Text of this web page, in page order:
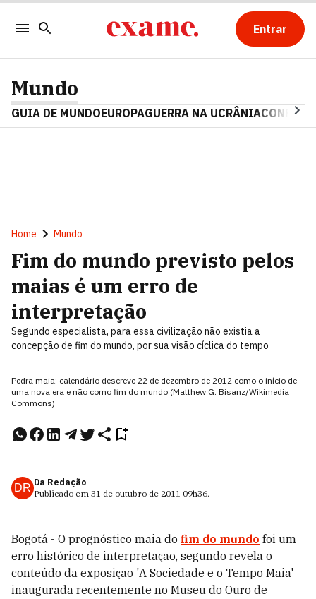
Entrar
Mundo
GUIA DE MUNDOEUROPAGUERRA NA UCRÂNIA
Home Mundo
Fim do mundo previsto pelos
maias é um erro de
interpretação
Segundo especialista, para essa civilização não existia a
concepção de fim do mundo, por sua visão cíclica do tempo
Pedra maia: calendário descreve 22 de dezembro de 2012 como o início de
uma nova era e não como fim do mundo (Matthew G. Bisanz/Wikimedia
Commons)
DR Da Redação
Publicado em 31 de outubro de 2011 09h36.
Bogotá - O prognóstico maia do fim do mundo foi um
erro histórico de interpretação, segundo revela o
conteúdo da exposição 'A Sociedade e o Tempo Maia'
inaugurada recentemente no Museu do Ouro de